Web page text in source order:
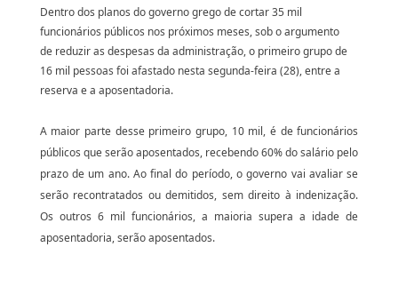
Dentro dos planos do governo grego de cortar 35 mil
funcionários públicos nos próximos meses, sob o argumento
de reduzir as despesas da administração, o primeiro grupo de
16 mil pessoas foi afastado nesta segunda-feira (28), entre a
reserva e a aposentadoria.
A maior parte desse primeiro grupo, 10 mil, é de funcionários
públicos que serão aposentados, recebendo 60% do salário pelo
prazo de um ano. Ao final do período, o governo vai avaliar se
serão recontratados ou demitidos, sem direito à indenização.
Os outros 6 mil funcionários, a maioria supera a idade de
aposentadoria, serão aposentados.